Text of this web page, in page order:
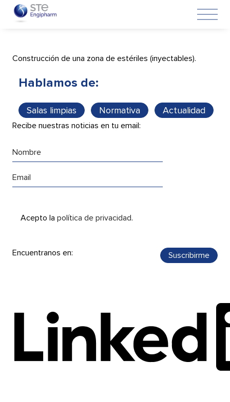
17 de septiembre de 2021
Construcción de una zona de estériles (inyectables).
Hablamos de:
Salas limpias Normativa Actualidad
Recibe nuestras noticias en tu email:
Acepto la política de privacidad.
Encuentranos en: